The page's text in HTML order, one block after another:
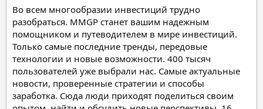
Во всем многообразии инвестиций трудно
разобраться. MMGP станет вашим надежным
помощником и путеводителем в мире инвестиций.
Только самые последние тренды, передовые
технологии и новые возможности. 400 тысяч
пользователей уже выбрали нас. Самые актуальные
новости, проверенные стратегии и способы
заработка. Сюда люди приходят поделиться своим